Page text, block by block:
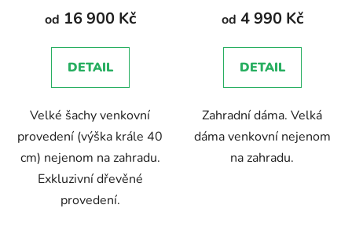
produktu
5,0
z
hvězdiček.
od 16 900 Kč
DETAIL
Velké šachy venkovní
provedení (výška krále 40
cm) nejenom na zahradu.
Exkluzivní dřevěné
provedení.
od 4 990 Kč
DETAIL
Zahradní dáma. Velká
dáma venkovní nejenom
na zahradu.